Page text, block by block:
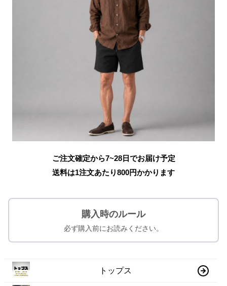
ご注文確定から7~28日でお届け予定
送料は1注文あたり800円かかります
購入時のルール
必ず購入前にお読みください。
トップス